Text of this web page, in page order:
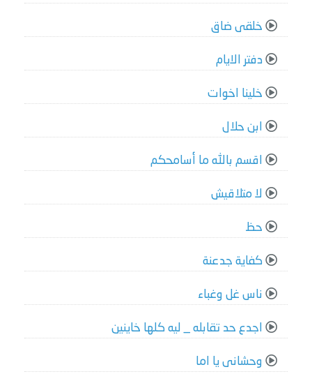
خلقى ضاق
دفتر الايام
خلينا اخوات
ابن حلال
اقسم بالله ما أسامحكم
لا متلاقيش
حظ
كفاية جدعنة
ناس غل وغباء
اجدع حد تقابله _ ليه كلها خاينين
وحشانى يا اما